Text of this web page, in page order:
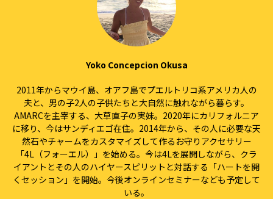
Yoko Concepcion Okusa
2011年からマウイ島、オアフ島でプエルトリコ系アメリカ人の
夫と、男の子2人の子供たちと大自然に触れながら暮らす。
AMARCを主宰する、大草直子の実妹。2020年にカリフォルニア
に移り、今はサンディエゴ在住。2014年から、その人に必要な天
然石やチャームをカスタマイズして作るお守りアクセサリー
「4L（フォーエル）」を始める。今は4Lを展開しながら、クラ
イアントとその人のハイヤースピリットと対話する「ハートを開
くセッション」を開始。今後オンラインセミナーなども予定して
いる。